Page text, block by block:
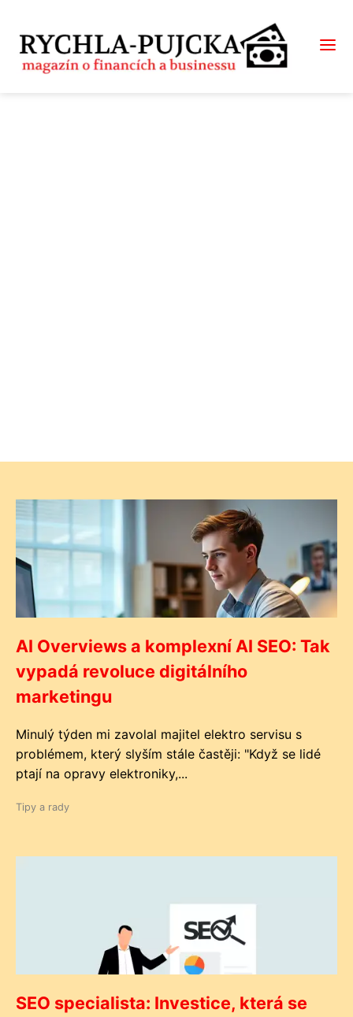
AI Overviews a komplexní AI SEO: Tak
vypadá revoluce digitálního
marketingu
Minulý týden mi zavolal majitel elektro servisu s
problémem, který slyším stále častěji: "Když se lidé
ptají na opravy elektroniky,...
Tipy a rady
SEO specialista: Investice, která se